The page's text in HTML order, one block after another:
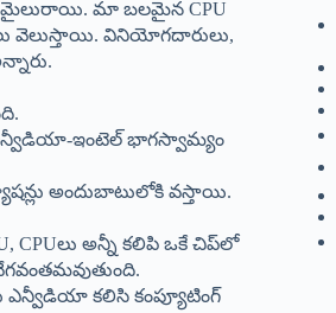
మైలురాయి. మా బలమైన CPU
వెలుస్తాయి. వినియోగదారులు,
ఇంటెల్ భాగస్వామ్యం
అందుబాటులోకి వస్తాయి.
CPUలు అన్నీ కలిపి ఒకే చిప్‌లో
ఎన్వీడియా కలిసి కంప్యూటింగ్